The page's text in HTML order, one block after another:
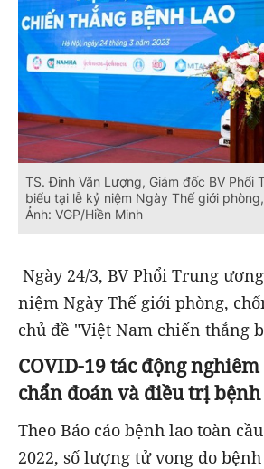
TS. Đinh Văn Lượng, Giám đốc BV Phổi
biểu tại lễ kỷ niệm Ngày Thế giới
Ảnh: VGP/Hiền Minh
Ngày 24/3, BV Phổi Trung
niệm Ngày Thế giới phòng,
chủ đề "Việt Nam chiến thắng
COVID-19 tác động
chẩn đoán và điều trị
Theo Báo cáo bệnh lao toàn
2022, số lượng tử vong do